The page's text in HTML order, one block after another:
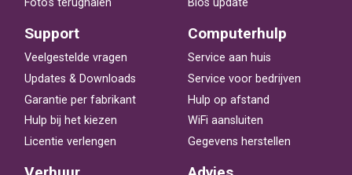
Foto's terughalen
Bios update
Support
Veelgestelde vragen
Updates & Downloads
Garantie per fabrikant
Hulp bij het kiezen
Licentie verlengen
Computerhulp
Service aan huis
Service voor bedrijven
Hulp op afstand
WiFi aansluiten
Gegevens herstellen